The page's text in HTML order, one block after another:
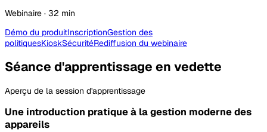
Webinaire · 32 min
Démo du produitInscriptionGestion des
politiquesKioskSécuritéRediffusion du webinaire
Séance d'apprentissage en vedette
Aperçu de la session d'apprentissage
Une introduction pratique à la gestion moderne des
appareils